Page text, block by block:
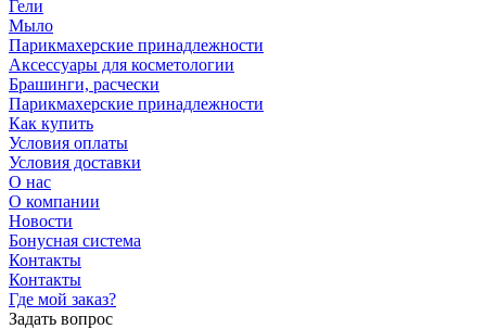
Гели
Мыло
Парикмахерские принадлежности
Аксессуары для косметологии
Брашинги, расчески
Парикмахерские принадлежности
Как купить
Условия оплаты
Условия доставки
О нас
О компании
Новости
Бонусная система
Контакты
Контакты
Где мой заказ?
Задать вопрос